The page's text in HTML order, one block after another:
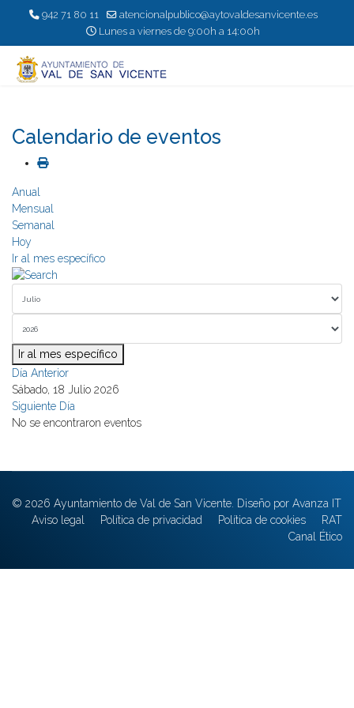
942 71 80 11
atencionalpublico@aytovaldesanvicente.es
Lunes a viernes de 9:00h a 14:00h
Calendario de eventos
Anual
Mensual
Semanal
Hoy
Ir al mes específico
Ir al mes específico
Día Anterior
Sábado, 18 Julio 2026
Siguiente Día
No se encontraron eventos
© 2026 Ayuntamiento de Val de San Vicente. Diseño por Avanza IT
Aviso legal
Política de privacidad Política de cookies
RAT
Canal Ético